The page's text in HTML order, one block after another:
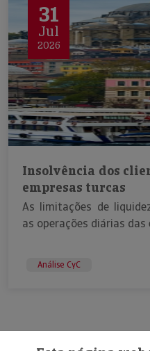
31
Jul
2026
Insolvência dos
empresas turcas
As limitações de
as operações diárias das
Análise CyC